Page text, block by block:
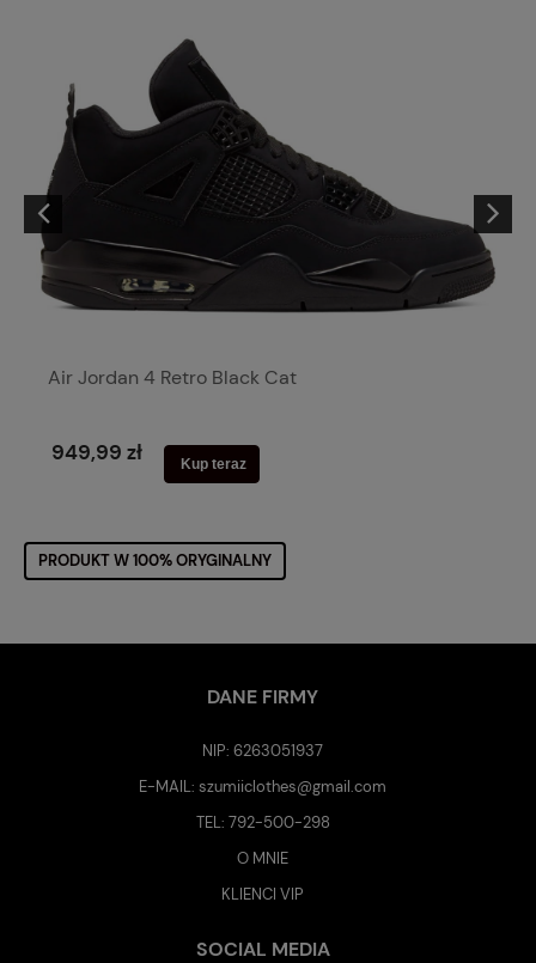
Air Jordan 4 Retro Black Cat
949,99 zł Kup teraz
PRODUKT W 100% ORYGINALNY
DANE FIRMY
NIP: 6263051937
E-MAIL:szumiiclothes@gmail.com
TEL: 792-500-298
O MNIE
KLIENCI VIP
SOCIAL MEDIA